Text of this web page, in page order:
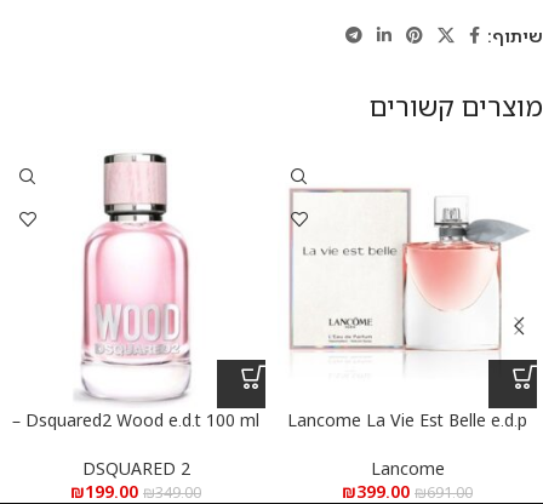
שיתוף:
מוצרים קשורים
Lancome La Vie Est Belle e.d.p
100 מ”ל
Lancome
₪691.00
₪399.00
Dsquared2 Wood e.d.t 100 ml –
DSQUARED 2
₪349.00
₪199.00